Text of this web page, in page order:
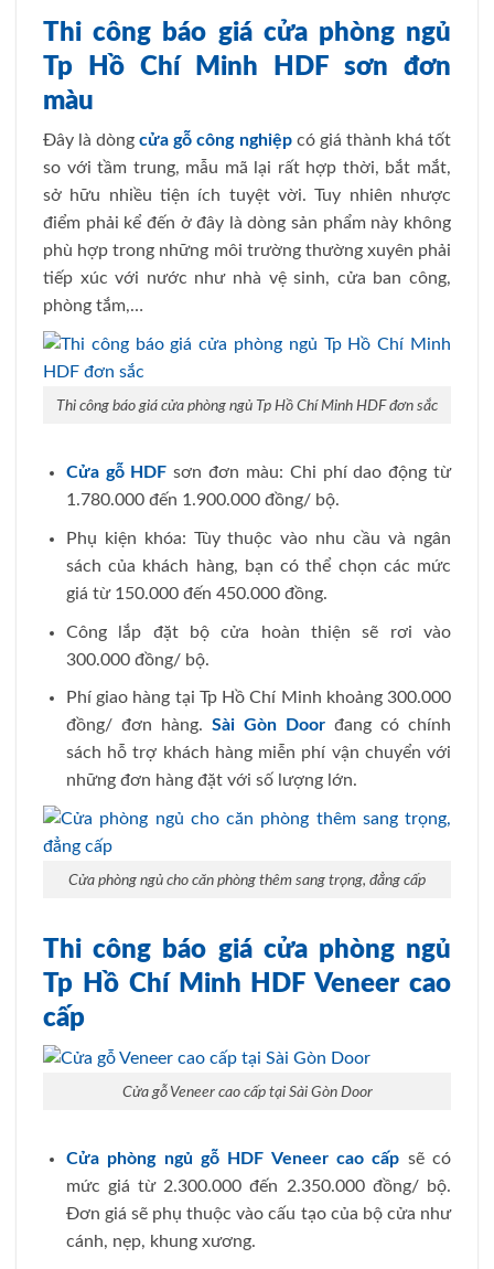
Thi công báo giá cửa phòng ngủ
Tp Hồ Chí Minh HDF sơn đơn
màu
Đây là dòngcửa gỗ công nghiệpcó giá thành khá tốt
so với tầm trung, mẫu mã lại rất hợp thời, bắt mắt,
sở hữu nhiều tiện ích tuyệt vời. Tuy nhiên nhược
điểm phải kể đến ở đây là dòng sản phẩm này không
phù hợp trong những môi trường thường xuyên phải
tiếp xúc với nước như nhà vệ sinh, cửa ban công,
phòng tắm,…
Thi công báo giá cửa phòng ngủ Tp Hồ Chí Minh HDF đơn sắc
Cửa gỗ HDF sơn đơn màu: Chi phí dao động từ
1.780.000 đến 1.900.000 đồng/ bộ.
Phụ kiện khóa: Tùy thuộc vào nhu cầu và ngân
sách của khách hàng, bạn có thể chọn các mức
giá từ 150.000 đến 450.000 đồng.
Công lắp đặt bộ cửa hoàn thiện sẽ rơi vào
300.000 đồng/ bộ.
Phí giao hàng tại Tp Hồ Chí Minh khoảng 300.000
đồng/ đơn hàng. Sài Gòn Door đang có chính
sách hỗ trợ khách hàng miễn phí vận chuyển với
những đơn hàng đặt với số lượng lớn.
Cửa phòng ngủ cho căn phòng thêm sang trọng, đẳng cấp
Thi công báo giá cửa phòng ngủ
Tp Hồ Chí Minh HDF Veneer cao
cấp
Cửa gỗ Veneer cao cấp tại Sài Gòn Door
Cửa phòng ngủ gỗ HDF Veneer cao cấp sẽ có
mức giá từ 2.300.000 đến 2.350.000 đồng/ bộ.
Đơn giá sẽ phụ thuộc vào cấu tạo của bộ cửa như
cánh, nẹp, khung xương.